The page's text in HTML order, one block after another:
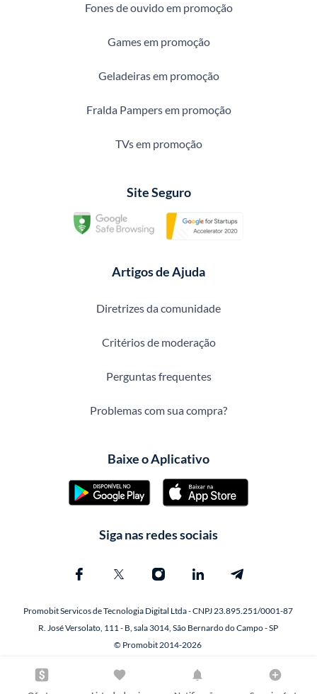
Fones de ouvido em promoção
Games em promoção
Geladeiras em promoção
Fralda Pampers em promoção
TVs em promoção
Site Seguro
Artigos de Ajuda
Diretrizes da comunidade
Critérios de moderação
Perguntas frequentes
Problemas com sua compra?
Baixe o Aplicativo
Siga nas redes sociais
Promobit Servicos de Tecnologia Digital Ltda - CNPJ 23.895.251/0001-87
R. José Versolato, 111 - B, sala 3014, São Bernardo do Campo - SP
© Promobit 2014-2026